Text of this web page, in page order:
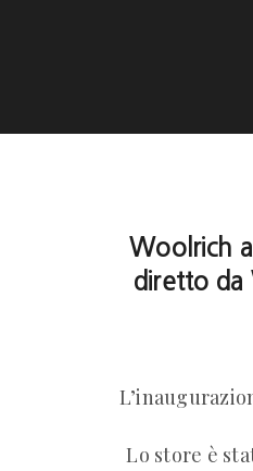
Woolrich
diretto da
Lo store è